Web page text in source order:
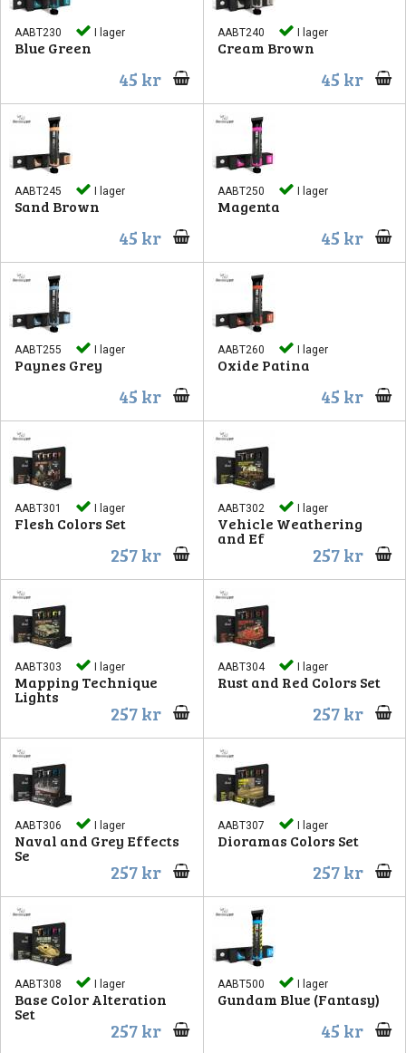
AABT230 I lager
Blue Green
45 kr
AABT240 I lager
Cream Brown
45 kr
AABT245 I lager
Sand Brown
45 kr
AABT250 I lager
Magenta
45 kr
AABT255 I lager
Paynes Grey
45 kr
AABT260 I lager
Oxide Patina
45 kr
AABT301 I lager
Flesh Colors Set
257 kr
AABT302 I lager
Vehicle Weathering
and Ef
257 kr
AABT303 I lager
Mapping Technique
Lights
257 kr
AABT304 I lager
Rust and Red Colors Set
257 kr
AABT306 I lager
Naval and Grey Effects
Se
257 kr
AABT307 I lager
Dioramas Colors Set
257 kr
AABT308 I lager
Base Color Alteration
Set
257 kr
AABT500 I lager
Gundam Blue (Fantasy)
45 kr